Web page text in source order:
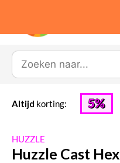
Altijd korting:
HUZZLE
Huzzle Cast Hex